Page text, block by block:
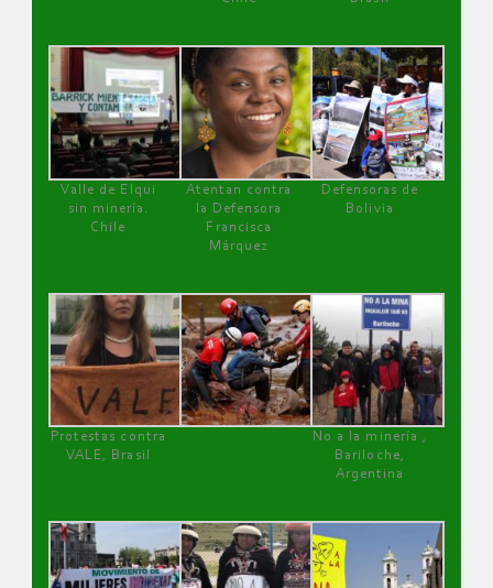
Valle de Elqui
sin minería.
Chile
Atentan contra
la Defensora
Francisca
Márquez
Defensoras de
Bolivia
Protestas contra
VALE, Brasil
No a la minería ,
Bariloche,
Argentina